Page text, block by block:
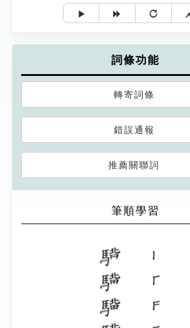
詞條功能
轉寄詞條
錯誤通報
推薦關聯詞
筆順學習